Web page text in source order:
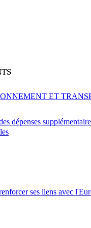
dépenses
ET
ses liens avec